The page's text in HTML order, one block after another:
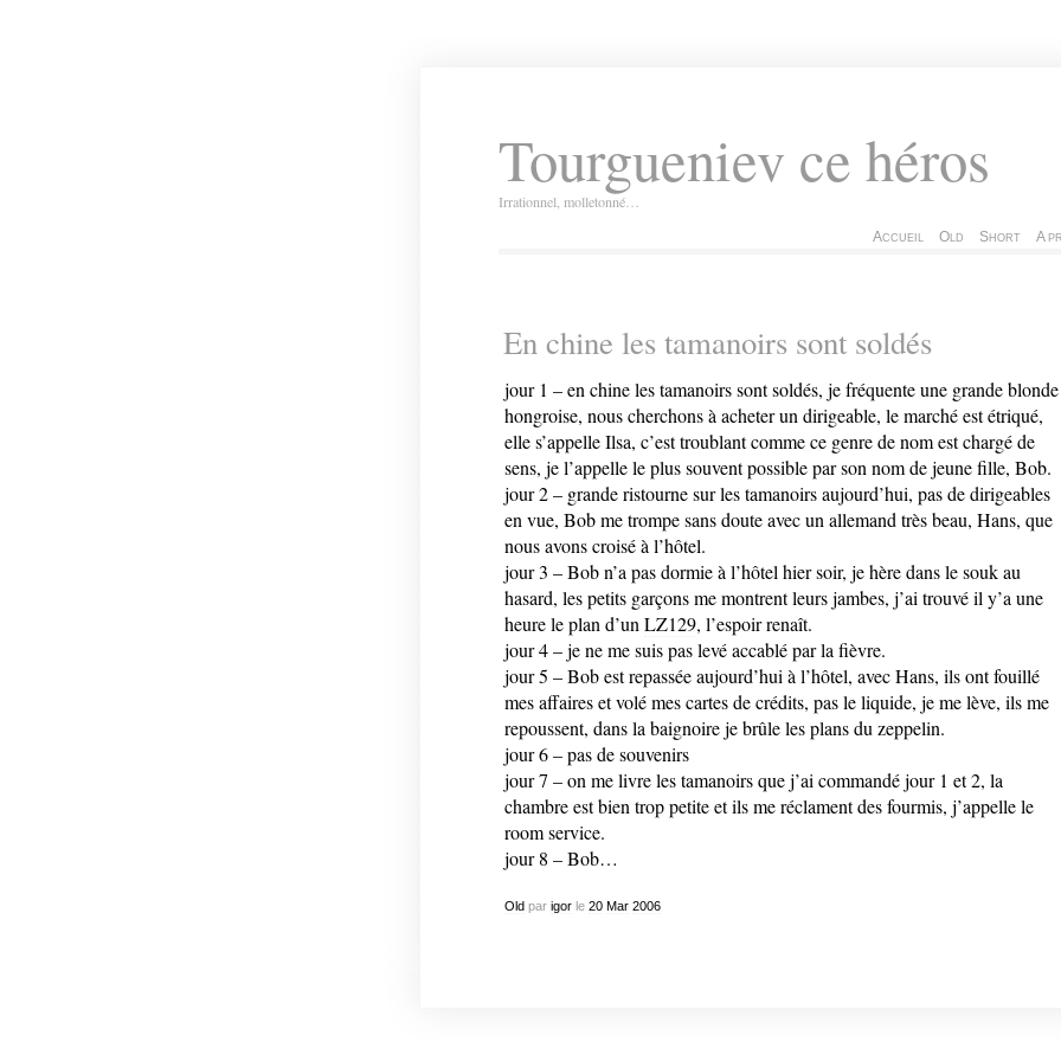
Tourgueniev ce héros
Irrationnel, molletonné…
Accueil Old Short A
En chine les tamanoirs sont soldés
jour 1 – en chine les tamanoirs sont soldés, je fréquente une grande blonde
hongroise, nous cherchons à acheter un dirigeable, le marché est étriqué,
elle s’appelle Ilsa, c’est troublant comme ce genre de nom est chargé de
sens, je l’appelle le plus souvent possible par son nom de jeune fille, Bob.
jour 2 – grande ristourne sur les tamanoirs aujourd’hui, pas de dirigeables
en vue, Bob me trompe sans doute avec un allemand très beau, Hans, que
nous avons croisé à l’hôtel.
jour 3 – Bob n’a pas dormie à l’hôtel hier soir, je hère dans le souk au
hasard, les petits garçons me montrent leurs jambes, j’ai trouvé il y’a une
heure le plan d’unLZ129, l’espoir renaît.
jour 4 – je ne me suis pas levé accablé par la fièvre.
jour 5 – Bob est repassée aujourd’hui à l’hôtel, avec Hans, ils ont fouillé
mes affaires et volé mes cartes de crédits, pas le liquide, je me lève, ils me
repoussent, dans la baignoire je brûle les plans du zeppelin.
jour 6 – pas de souvenirs
jour 7 – on me livre les tamanoirs que j’ai commandé jour 1 et 2, la
chambre est bien trop petite et ils me réclament des fourmis, j’appelle le
room service.
jour 8 – Bob…
Oldpar igorle 20 Mar 2006